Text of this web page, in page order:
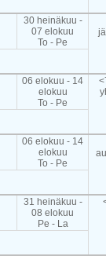
30 heinäkuu -
07 elokuu
To - Pe
06 elokuu - 14
elokuu
To - Pe
06 elokuu - 14
elokuu
To - Pe
31 heinäkuu -
08 elokuu
Pe - La